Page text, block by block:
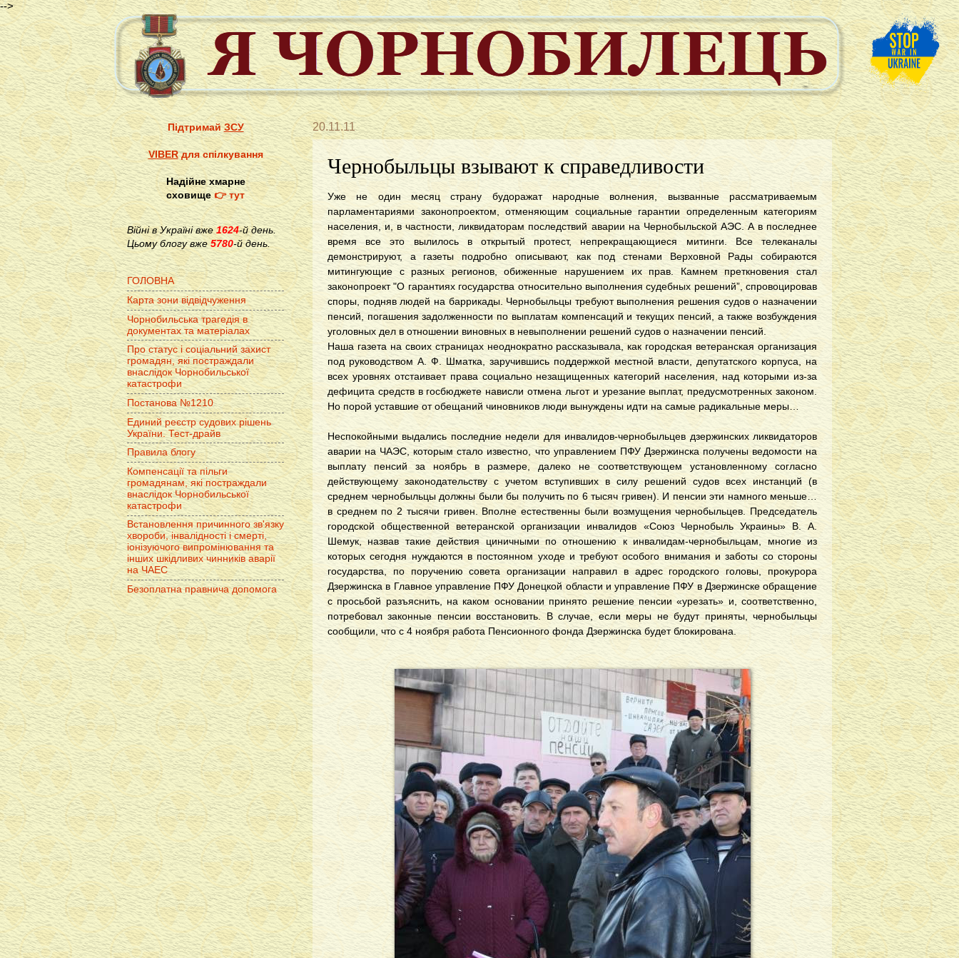
-->
20.11.11
Чернобыльцы взывают к справедливости
Уже не один месяц страну будоражат народные волнения, вызванные рассматриваемым
парламентариями законопроектом, отменяющим социальные гарантии определенным категориям
населения, и, в частности, ликвидаторам последствий аварии на Чернобыльской АЭС. А в последнее
время все это вылилось в открытый протест, непрекращающиеся митинги. Все телеканалы
демонстрируют, а газеты подробно описывают, как под стенами Верховной Рады собираются
митингующие с разных регионов, обиженные нарушением их прав. Камнем преткновения стал
законопроект "О гарантиях государства относительно выполнения судебных решений”, спровоцировав
споры, подняв людей на баррикады. Чернобыльцы требуют выполнения решения судов о назначении
пенсий, погашения задолженности по выплатам компенсаций и текущих пенсий, а также возбуждения
уголовных дел в отношении виновных в невыполнении решений судов о назначении пенсий.
Наша газета на своих страницах неоднократно рассказывала, как городская ветеранская организация
под руководством А. Ф. Шматка, заручившись поддержкой местной власти, депутатского корпуса, на
всех уровнях отстаивает права социально незащищенных категорий населения, над которыми из-за
дефицита средств в госбюджете нависли отмена льгот и урезание выплат, предусмотренных законом.
Но порой уставшие от обещаний чиновников люди вынуждены идти на самые радикальные меры…
Неспокойными выдались последние недели для инвалидов-чернобыльцев дзержинских ликвидаторов
аварии на ЧАЭС, которым стало известно, что управлением ПФУ Дзержинска получены ведомости на
выплату пенсий за ноябрь в размере, далеко не соответствующем установленному согласно
действующему законодательству с учетом вступивших в силу решений судов всех инстанций (в
среднем чернобыльцы должны были бы получить по 6 тысяч гривен). И пенсии эти намного меньше…
в среднем по 2 тысячи гривен. Вполне естественны были возмущения чернобыльцев. Председатель
городской общественной ветеранской организации инвалидов «Союз Чернобыль Украины» В. А.
Шемук, назвав такие действия циничными по отношению к инвалидам-чернобыльцам, многие из
которых сегодня нуждаются в постоянном уходе и требуют особого внимания и заботы со стороны
государства, по поручению совета организации направил в адрес городского головы, прокурора
Дзержинска в Главное управление ПФУ Донецкой области и управление ПФУ в Дзержинске обращение
с просьбой разъяснить, на каком основании принято решение пенсии «урезать» и, соответственно,
потребовал законные пенсии восстановить. В случае, если меры не будут приняты, чернобыльцы
сообщили, что с 4 ноября работа Пенсионного фонда Дзержинска будет блокирована.
ПідтримайЗСУ
VIBERдля спілкування
Надійне хмарне
сховище👉 тут
Війні в Україні вже1624-й день.
Цьому блогу вже 5780-й день.
ГОЛОВНА
Карта зони відвідчуження
Чорнобильська трагедія в
документах та матеріалах
Про статус і соціальний захист
громадян, які постраждали
внаслідок Чорнобильської
катастрофи
Постанова №1210
Единий реєстр судових рішень
України. Тест-драйв
Правила блогу
Компенсації та пільги
громадянам, які постраждали
внаслідок Чорнобильської
катастрофи
Встановлення причинного зв'язку
хвороби, інвалідності і смерті,
іонізуючого випромінювання та
інших шкідливих чинників аварії
на ЧАЕС
Безоплатна правнича допомога